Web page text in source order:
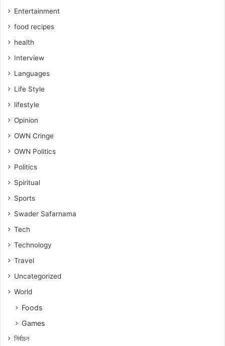
Entertainment
food recipes
health
Interview
Languages
Life Style
lifestyle
Opinion
OWN Cringe
OWN Politics
Politics
Spiritual
Sports
Swader Safarnama
Tech
Technology
Travel
Uncategorized
World
Foods
Games
নিৰ্বাচন